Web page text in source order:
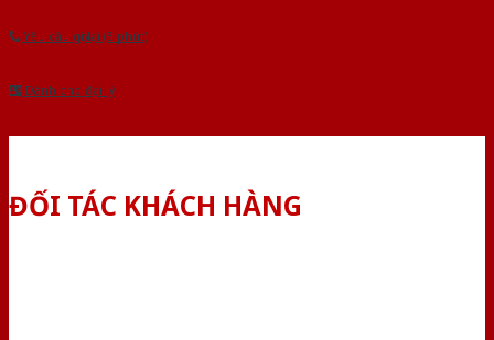
Yêu cầu gọi lại (3 phút)
Dành cho đại lý
ĐỐI TÁC KHÁCH HÀNG